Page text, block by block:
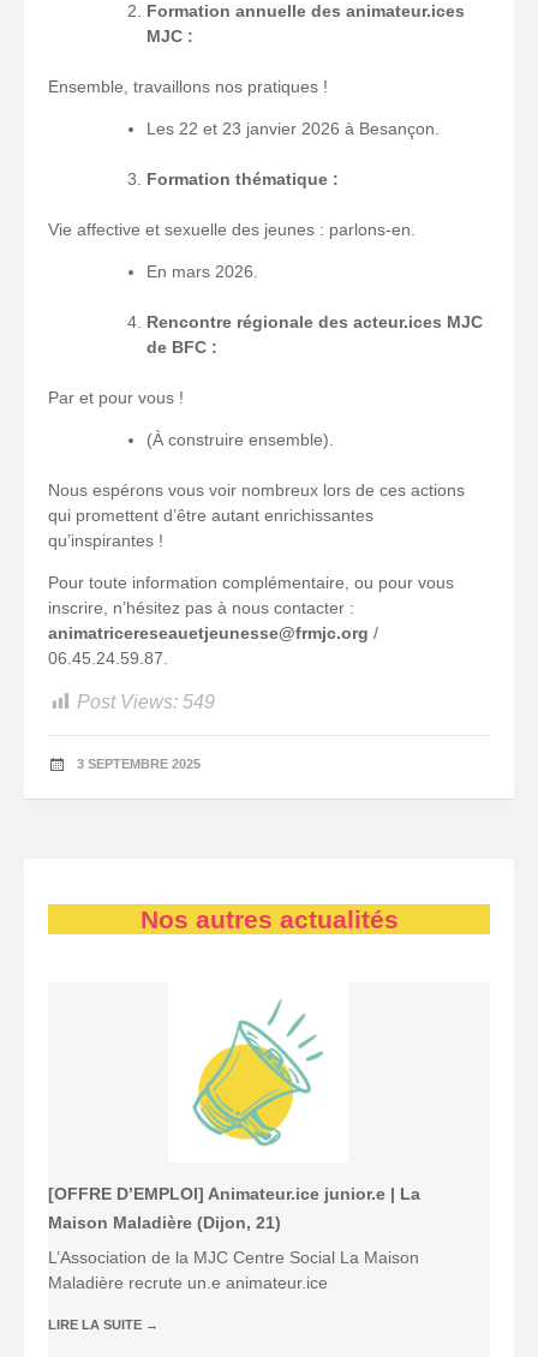
Formation annuelle des animateur.ices
MJC :
Ensemble, travaillons nos pratiques !
Les 22 et 23 janvier 2026 à Besançon.
Formation thématique :
Vie affective et sexuelle des jeunes : parlons-en.
En mars 2026.
Rencontre régionale des acteur.ices MJC
de BFC :
Par et pour vous !
(À construire ensemble).
Nous espérons vous voir nombreux lors de ces actions
qui promettent d’être autant enrichissantes
qu’inspirantes !
Pour toute information complémentaire, ou pour vous
inscrire, n’hésitez pas à nous contacter :
animatricereseauetjeunesse@frmjc.org /
06.45.24.59.87.
Post Views: 549
3 SEPTEMBRE 2025
Nos autres actualités
[OFFRE D’EMPLOI] Animateur.ice junior.e | La
Maison Maladière (Dijon, 21)
L’Association de la MJC Centre Social La Maison
Maladière recrute un.e animateur.ice
LIRE LA SUITE →